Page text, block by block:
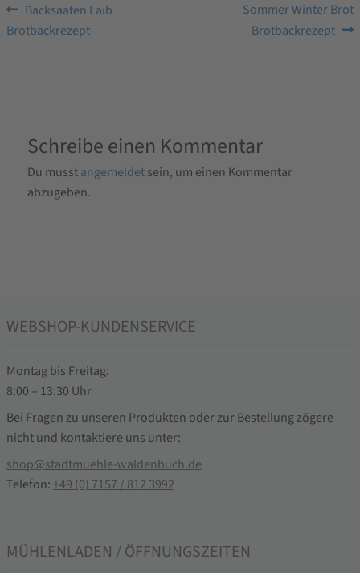
Beitragsnavigation
Vorheriger
Beitrag:
Backsaaten Laib
Brotbackrezept
Nächster
Beitrag:
Sommer Winter Brot
Brotbackrezept
Schreibe einen Kommentar
Du musstangemeldetsein, um einen Kommentar
abzugeben.
WEBSHOP-KUNDENSERVICE
Montag bis Freitag:
8:00 – 13:30 Uhr
Bei Fragen zu unseren Produkten oder zur Bestellung zögere
nicht und kontaktiere uns unter:
shop@stadtmuehle-waldenbuch.de
Telefon: +49 (0) 7157 / 812 3992
MÜHLENLADEN / ÖFFNUNGSZEITEN